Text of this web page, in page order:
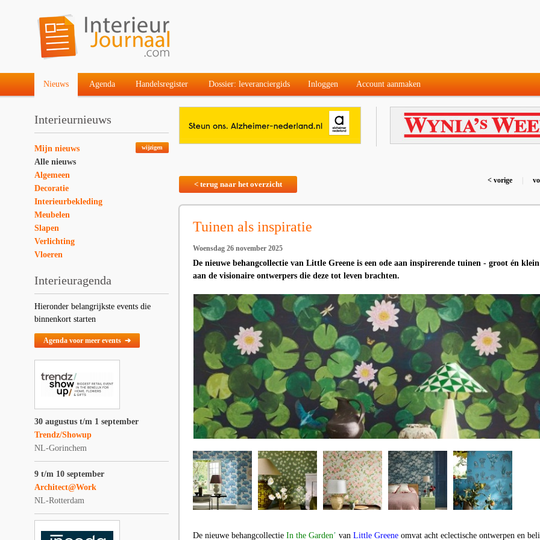
Nieuws Agenda Handelsregister Dossier: leveranciergids Inloggen Account aanmaken
Interieurnieuws
wijzigen
Mijn nieuws
Alle nieuws
Algemeen
Decoratie
Interieurbekleding
Meubelen
Slapen
Verlichting
Vloeren
Interieuragenda
Hieronder belangrijkste events die
binnenkort starten
Agenda voor meer events ➔
30 augustus t/m 1 september
Trendz/Showup
NL-Gorinchem
9 t/m 10 september
Architect@Work
NL-Rotterdam
< terug naar het overzicht < vorige
Tuinen als inspiratie
Woensdag 26 november 2025
De nieuwe behangcollectie van Little Greene is een ode aan inspirerende tuinen - groot én
aan de visionaire ontwerpers die deze tot leven brachten.
De nieuwe behangcollectie In the Garden’ van Little Greene omvat acht eclectische ontwerpen en